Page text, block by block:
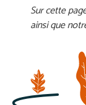
Sur cette
ainsi que